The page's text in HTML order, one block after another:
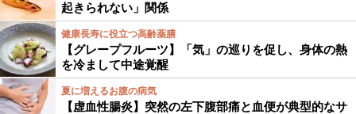
起きられない」関係
健康長寿に役立つ高齢薬膳
【グレープフルーツ】「気」の巡りを促し、身体の熱
を冷まして中途覚醒
夏に増えるお腹の病気
【虚血性腸炎】突然の左下腹部痛と血便が典型的なサ